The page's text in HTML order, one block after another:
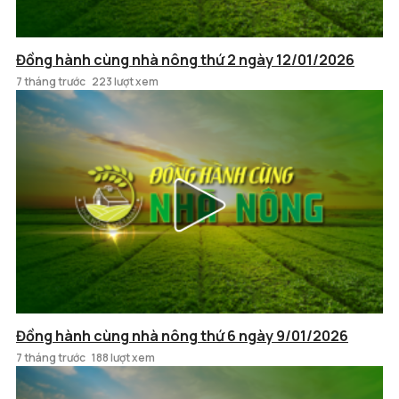
Đồng hành cùng nhà nông thứ 2 ngày 12/01/2026
7 tháng trước 223 lượt xem
Đồng hành cùng nhà nông thứ 6 ngày 9/01/2026
7 tháng trước 188 lượt xem